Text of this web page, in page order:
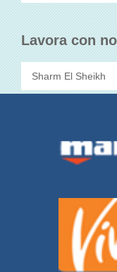
Lavora con